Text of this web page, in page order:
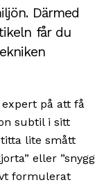
Därmed
får du
på att få
subtil i sitt
lite smått
eller ”snygg
formulerat